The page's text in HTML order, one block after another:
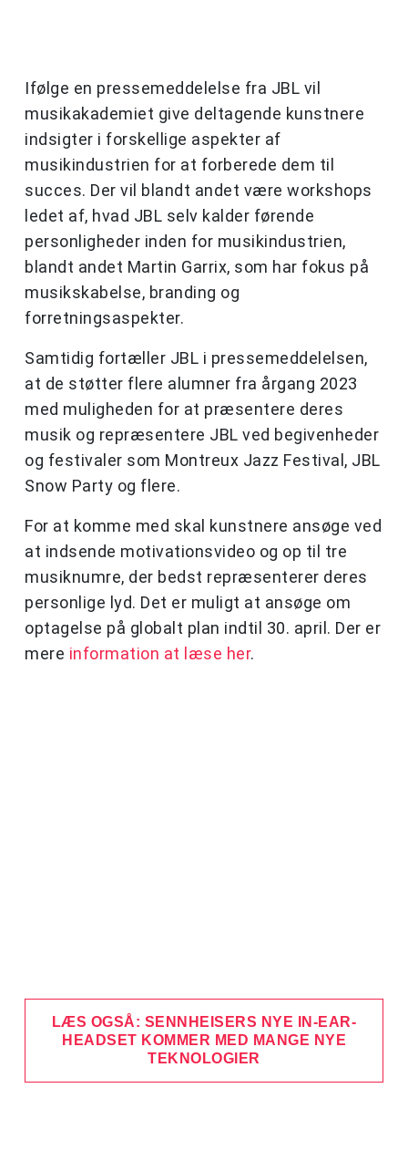
Ifølge en pressemeddelelse fra JBL vil
musikakademiet give deltagende kunstnere
indsigter i forskellige aspekter af
musikindustrien for at forberede dem til
succes. Der vil blandt andet være workshops
ledet af, hvad JBL selv kalder førende
personligheder inden for musikindustrien,
blandt andet Martin Garrix, som har fokus på
musikskabelse, branding og
forretningsaspekter.
Samtidig fortæller JBL i pressemeddelelsen,
at de støtter flere alumner fra årgang 2023
med muligheden for at præsentere deres
musik og repræsentere JBL ved begivenheder
og festivaler som Montreux Jazz Festival, JBL
Snow Party og flere.
For at komme med skal kunstnere ansøge ved
at indsende motivationsvideo og op til tre
musiknumre, der bedst repræsenterer deres
personlige lyd. Det er muligt at ansøge om
optagelse på globalt plan indtil 30. april. Der er
mere information at læse her.
LÆS OGSÅ: SENNHEISERS NYE IN-EAR-
HEADSET KOMMER MED MANGE NYE
TEKNOLOGIER